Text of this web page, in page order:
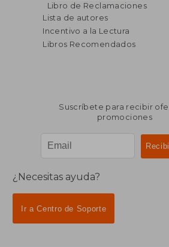
40%
dcto.
$ 280.86
$ 168.52
Libro de Reclamaciones
Lista de autores
Incentivo a la Lectura
Libros Recomendados
Suscríbete para recibir
promociones
¿Necesitas ayuda?
Ir a Centro de Soporte